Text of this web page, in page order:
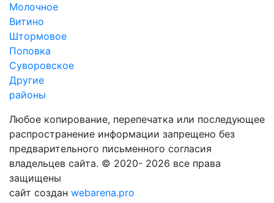
Молочное
Витино
Штормовое
Поповка
Суворовское
Другие
районы
Любое копирование, перепечатка или последующее
распространение информации запрещено без
предварительного письменного согласия
владельцев сайта. © 2020- 2026 все права
защищены
сайт создан webarena.pro